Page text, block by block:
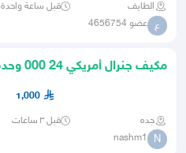
الطايف قبل ساعة واحدة
ع عضو 4656754
1,000
جده قبل ٣ ساعات
N
nashm1